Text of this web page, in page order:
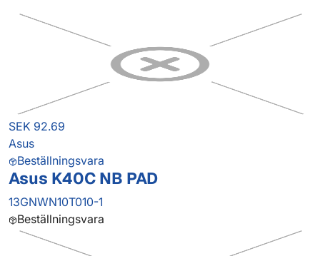
SEK 92.69
Asus
Beställningsvara
Asus K40C NB PAD
13GNWN10T010-1
Beställningsvara